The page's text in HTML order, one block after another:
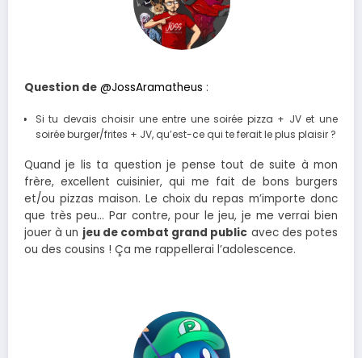
Question de @JossAramatheus :
Si tu devais choisir une entre une soirée pizza + JV et une
soirée burger/frites + JV, qu’est-ce qui te ferait le plus plaisir ?
Quand je lis ta question je pense tout de suite à mon
frère, excellent cuisinier, qui me fait de bons burgers
et/ou pizzas maison. Le choix du repas m’importe donc
que très peu… Par contre, pour le jeu, je me verrai bien
jouer à un jeu de combat grand public avec des potes
ou des cousins ! Ça me rappellerai l’adolescence.